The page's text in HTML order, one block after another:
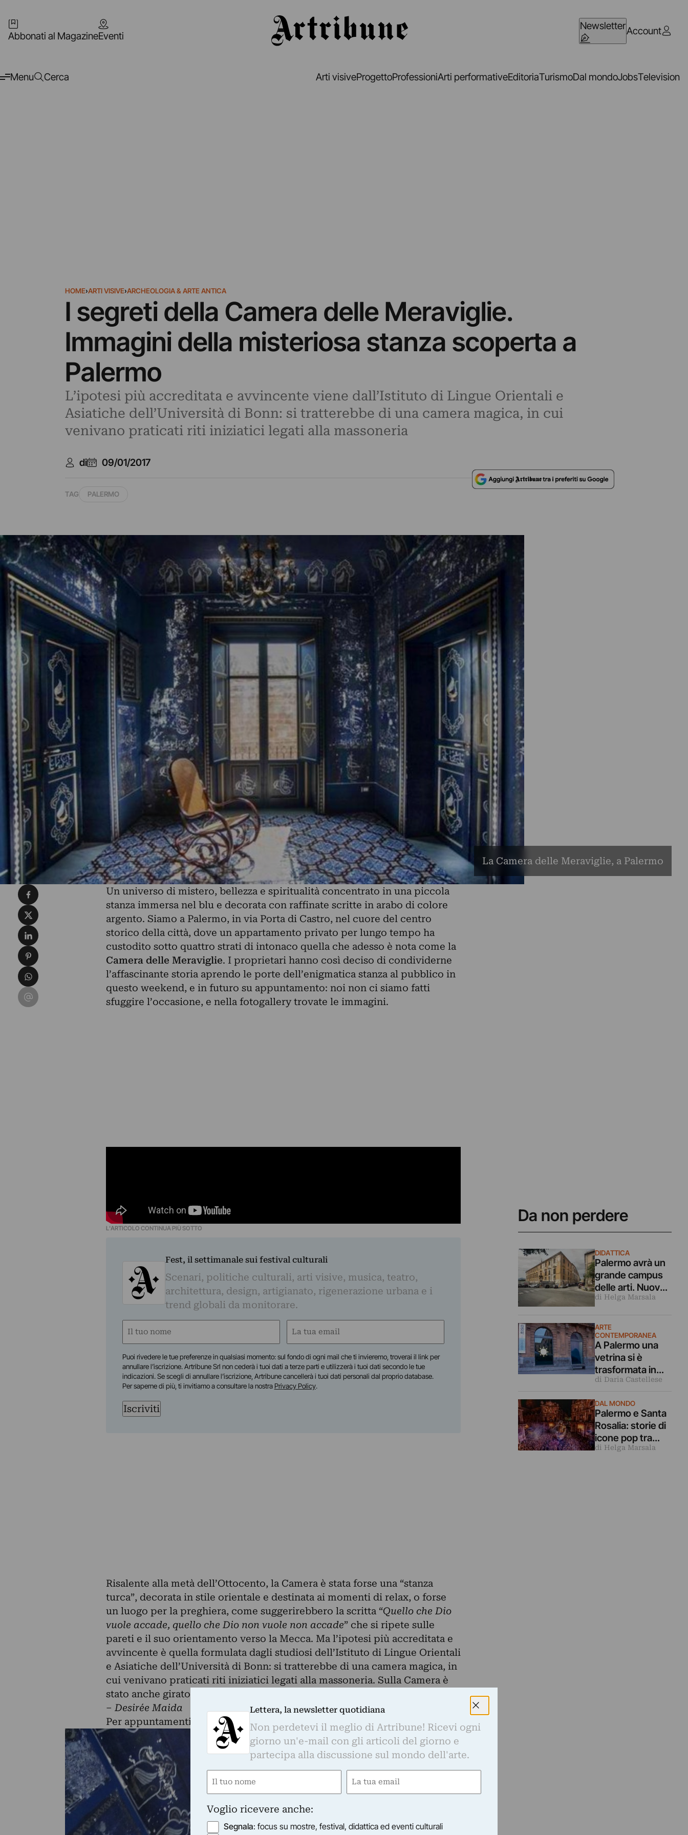
Abbonati al MagazineEventi
NewsletterAccount
Menu Cerca Arti visiveProgettoProfessioniArti performativeEditoriaTurismoDal mondoJobsTelevision
HOME›ARTI VISIVE›ARCHEOLOGIA & ARTE ANTICA
I segreti della Camera delle Meraviglie.
Immagini della misteriosa stanza scoperta a
Palermo
L’ipotesi più accreditata e avvincente viene dall’Istituto di Lingue Orientali e
Asiatiche dell’Università di Bonn: si tratterebbe di una camera magica, in cui
venivano praticati riti iniziatici legati alla massoneria
di 09/01/2017
TAG PALERMO
La Camera delle Meraviglie, a Palermo
Un universo di mistero, bellezza e spiritualità concentrato in una piccola
stanza immersa nel blu e decorata con raffinate scritte in arabo di colore
argento. Siamo a Palermo, in via Porta di Castro, nel cuore del centro
storico della città, dove un appartamento privato per lungo tempo ha
custodito sotto quattro strati di intonaco quella che adesso è nota come la
Camera delle Meraviglie. I proprietari hanno così deciso di condividerne
l’affascinante storia aprendo le porte dell’enigmatica stanza al pubblico in
questo weekend, e in futuro su appuntamento: noi non ci siamo fatti
sfuggire l’occasione, e nella fotogallery trovate le immagini.
L'ARTICOLO CONTINUA PIÙ SOTTO
Fest, il settimanale sui festival culturali
Scenari, politiche culturali, arti visive, musica, teatro,
architettura, design, artigianato, rigenerazione urbana e i
trend globali da monitorare.
Nome
Email
Puoi rivedere le tue preferenze in qualsiasi momento: sul fondo di ogni mail che ti invieremo, troverai il link per
annullare l’iscrizione. Artribune Srl non cederà i tuoi dati a terze parti e utilizzerà i tuoi dati secondo le tue
indicazioni. Se scegli di annullare l’iscrizione, Artribune cancellerà i tuoi dati personali dal proprio database.
Per saperne di più, ti invitiamo a consultare la nostra Privacy Policy.
Iscriviti
Risalente alla metà dell’Ottocento, la Camera è stata forse una “stanza
turca”, decorata in stile orientale e destinata ai momenti di relax, o forse
un luogo per la preghiera, come suggerirebbero la scritta “Quello che Dio
vuole accade, quello che Dio non vuole non accade” che si ripete sulle
pareti e il suo orientamento verso la Mecca. Ma l’ipotesi più accreditata e
avvincente è quella formulata dagli studiosi dell’Istituto di Lingue Orientali
e Asiatiche dell’Università di Bonn: si tratterebbe di una camera magica, in
cui venivano praticati riti iniziatici legati alla massoneria. Sulla Camera è
stato anche girato un documentario, che vedete sopra…
– Desirée Maida
Per appuntamenti:
https://www.facebook.com/lacameradellemeraviglie/
Da non perdere
DIDATTICA
Palermo avrà un
grande campus
delle arti. Nuova
sede
un complesso
monumentale
recuperato
di Helga Marsala
ARTE
CONTEMPORANEA
A Palermo una
vetrina si è
trasformata in
spazio espositivo
siciliani
di Daria Castellese
DAL MONDO
Palermo e Santa
Rosalia: storie di
icone pop tra
sacro e profano.
di Helga Marsala
Condividi su Facebook
Condividi su X
Condividi su LinkedIn
Condividi su Pinterest
Condividi su WhatsApp
Condividi su Email
Lettera, la newsletter quotidiana
Non perdetevi il meglio di Artribune! Ricevi ogni
giorno un'e-mail con gli articoli del giorno e
partecipa alla discussione sul mondo dell'arte.
Nome
Email
Voglio ricevere anche:
Segnala: focus su mostre, festival, didattica ed eventi culturali